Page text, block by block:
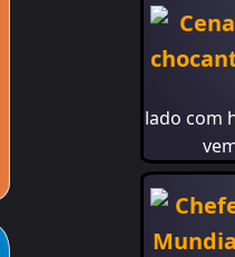
lado com